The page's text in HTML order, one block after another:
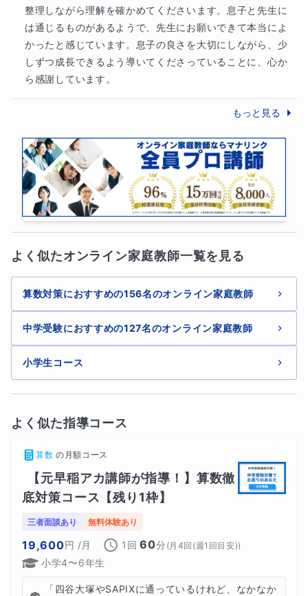
方を使うのか」を丁寧に説明し、理解を伴った学習を
大切にしています。応用問題にも対応できる力を育て
ます。
◆基礎問題を入試問題につなげるた
入試問題は難しく見えますが、一定のレベルに到達す
るまでは基礎問題の組み合わせでできています。本コ
ースでは基本問題の考え方を整理しながら、どのよう
に入試問題へ応用していくのかを解説します。基礎を
固めることで、難しい問題にも挑戦できる力を育てま
す。
◆過去問を使った算数対策の進め方
過去問はただ解くだけでは効果が出にくい教材です。
本コースでは、過去問を使った復習方法や分析の仕
方、どの問題を重点的に学習するべきかなどを具体的
護者様へ
算数はつまずいた原因を丁寧に整理すれば、必ず伸ば
すことができる科目です。「どこから復習すれば良い
のか分からない」「頑張っているのに成績が上がらな
い」といったお悩みがありましたら、ぜひご相談くだ
さい。一人ひとりに合った学習方法をご提案いたしま
整理しながら理解を確かめてくださいます。息子と先生に
は通じるものがあるようで、先生にお願いできて本当によ
かったと感じています。息子の良さを大切にしながら、少
しずつ成長できるよう導いてくださっていることに、心か
ら感謝しています。
もっと見る
よく似たオンライン家庭教師一覧を見る
算数対策におすすめの156名のオンライン家庭教師
中学受験におすすめの127名のオンライン家庭教師
小学生コース
よく似た指導コース
算数 の 月額コース
【元早稲アカ講師が指導！】算数徹
底対策コース【残り1枠】
三者面談あり 無料体験あり
19,600円 /月 1回 60分 (月4回(週1回目安))
小学4〜6年生
「四谷大塚やSAPIXに通っているけれど、なかなか